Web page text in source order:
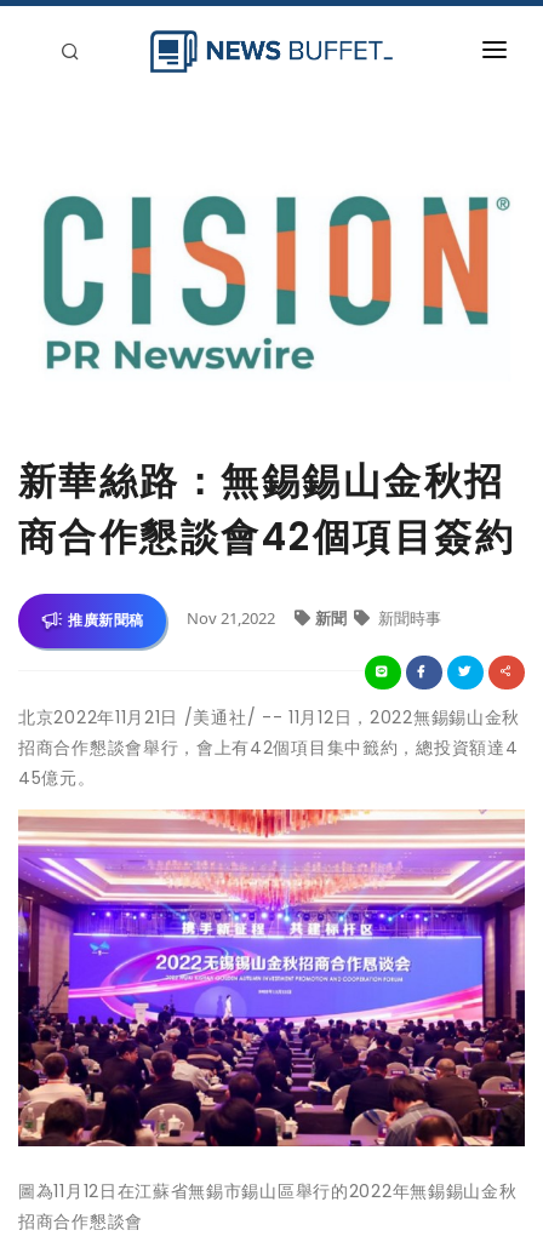
登入
新華絲路：無錫錫山金秋招
商合作懇談會42個項目簽約
推廣新聞稿 Nov 21,2022 新聞 新聞時事
北京2022年11月21日 /美通社/ -- 11月12日，2022無錫錫山金秋
招商合作懇談會舉行，會上有42個項目集中籤約，總投資額達4
45億元。
圖為11月12日在江蘇省無錫市錫山區舉行的2022年無錫錫山金秋
招商合作懇談會